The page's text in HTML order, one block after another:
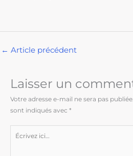
← Article précédent
Laisser un
Votre adresse e-mail ne sera pas publiée.
sont indiqués avec *